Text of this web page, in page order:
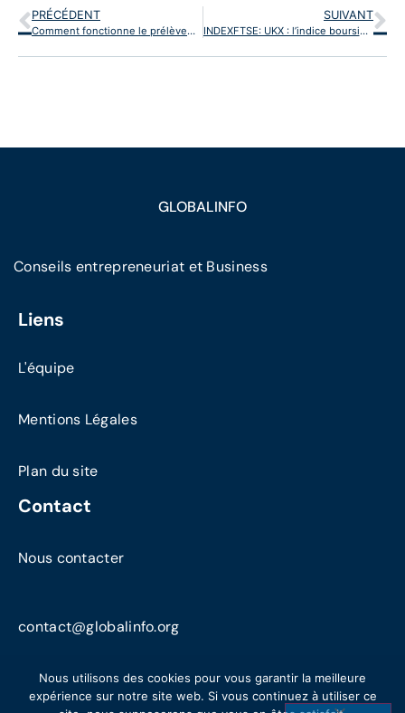
PRÉCÉDENT
Comment fonctionne le prélèvement forfaitaire unique (PFU)
SUIVANT
INDEXFTSE: UKX : l’indice boursier de référence de la Bourse de Londres
GLOBALINFO
Conseils entrepreneuriat et Business
Liens
L'équipe
Mentions Légales
Plan du site
Contact
Nous contacter
contact@globalinfo.org
Nous utilisons des cookies pour vous garantir la meilleure
expérience sur notre site web. Si vous continuez à utiliser ce